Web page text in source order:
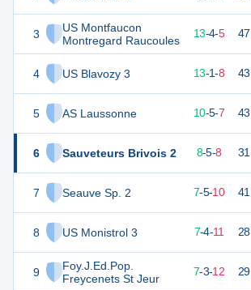
3
US Montfaucon
Montregard Raucoules
4 US Blavozy 3
5 AS Laussonne
6 Sauveteurs Brivois 2
7 Seauve Sp. 2
8 US Monistrol 3
9
Foy.J.Ed.Pop.
Freycenets St Jeur
13-4-5 47
13-1-8 43
10-5-7 43
28 22 8-5-8 31
7-5-10 41
7-4-11 28
7-3-12 29